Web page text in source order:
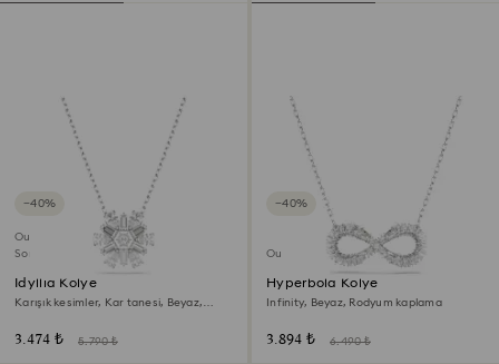
−40%
Outlet
Son Şans
Idyllia Kolye
Karışık kesimler, Kar tanesi, Beyaz,
3.474 ₺ 5.790 ₺
−40%
Outlet
Hyperbola Kolye
Infinity, Beyaz, Rodyum kaplama
3.894 ₺ 6.490 ₺